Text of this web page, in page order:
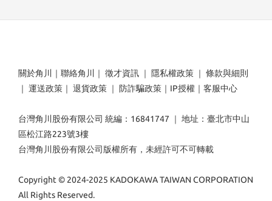
關於角川 ｜ 聯絡角川 ｜ 徵才資訊 ｜ 隱私權政策 ｜ 條款與細則
｜ 運送政策 ｜ 退貨政策 ｜ 防詐騙政策 ｜ IP授權 ｜ 客服中心
台灣角川股份有限公司 統編：16841747 ｜ 地址：臺北市中山
區松江路223號3樓
台灣角川股份有限公司版權所有，未經許可不可轉載
Copyright © 2024-2025 KADOKAWA TAIWAN CORPORATION
All Rights Reserved.